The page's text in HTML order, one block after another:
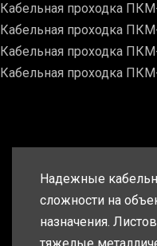
Кабельная проходка
Кабельная проходка
Кабельная проходка
Кабельная проходка
Надежные
сложности на
назначения.